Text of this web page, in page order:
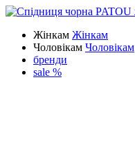
Жінкам Жінкам
Чоловікам Чоловікам
бренди
sale %